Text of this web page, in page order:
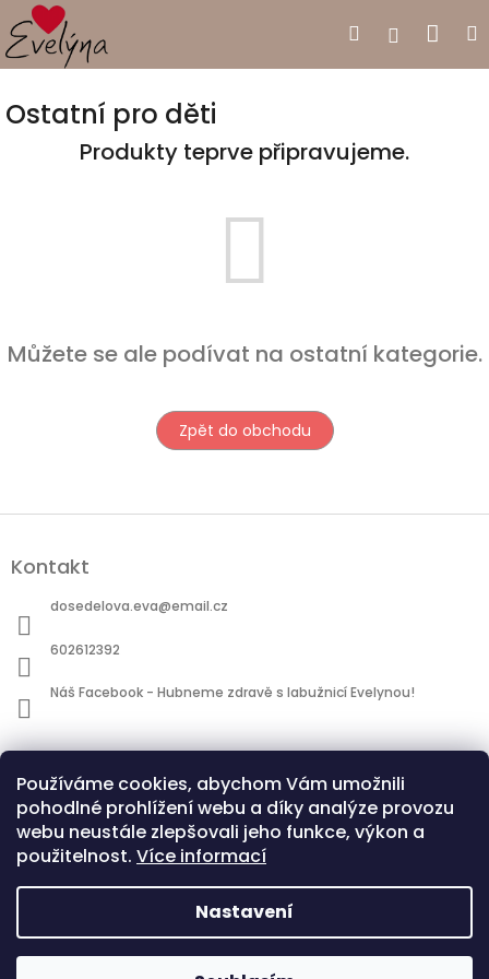
Používáme cookies, abychom Vám umožnili
pohodlné prohlížení webu a díky analýze provozu
webu neustále zlepšovali jeho funkce, výkon a
použitelnost. Více informací
Nastavení
Přejít
na
obsah
Hledat
Ostatní pro děti
Produkty teprve připravujeme.
Můžete se ale podívat na ostatní kategorie.
Zpět do obchodu
pKontakt
dosedelova.eva@email.cz
602612392
Náš Facebook - Hubneme zdravě s labužnicí Evelynou!
Obchodní podmínky
Podmínky ochrany osobních údajů